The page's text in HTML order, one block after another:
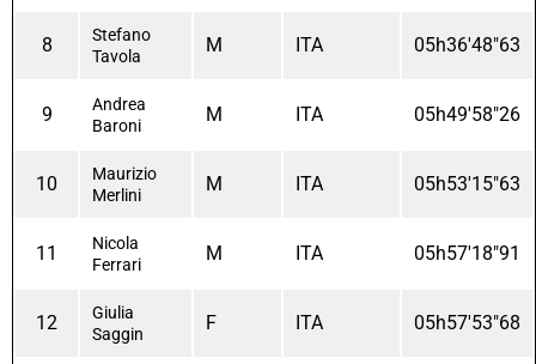
8
Stefano
Tavola
M ITA 05h36'48"63
9
Andrea
Baroni
M ITA 05h49'58"26
10
Maurizio
Merlini
M ITA 05h53'15"63
11
Nicola
Ferrari
M ITA 05h57'18"91
12
Giulia
Saggin
F ITA 05h57'53"68